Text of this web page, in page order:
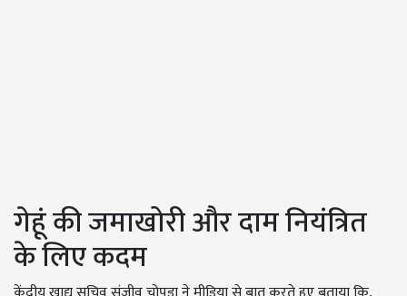
गेहूं की जमाखोरी और दाम नियंत्रित
के लिए कदम